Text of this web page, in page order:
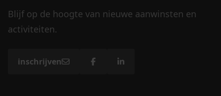
Blijf op de hoogte van nieuwe aanwinsten en
activiteiten.
inschrijven